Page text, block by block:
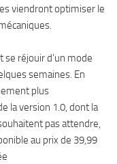
viendront optimiser le
réjouir d’un mode
semaines. En
plus
la version 1.0, dont la
pas attendre,
au prix de 39,99